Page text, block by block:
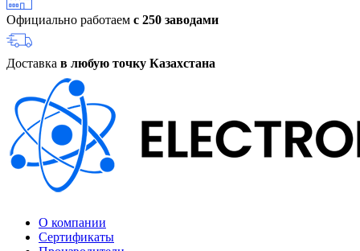
Официально работаем с 250 заводами
Доставка в любую точку Казахстана
О компании
Сертификаты